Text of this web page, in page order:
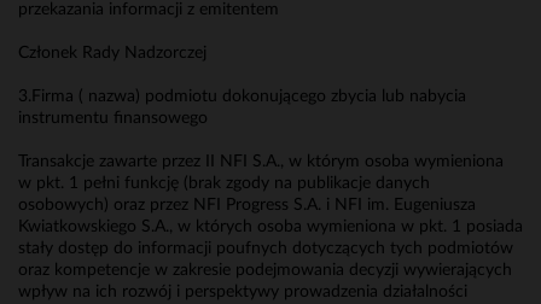
przekazania informacji z emitentem
Członek Rady Nadzorczej
3.Firma ( nazwa) podmiotu dokonującego zbycia lub nabycia
instrumentu finansowego
Transakcje zawarte przez II NFI S.A., w którym osoba wymieniona
w pkt. 1 pełni funkcję (brak zgody na publikacje danych
osobowych) oraz przez NFI Progress S.A. i NFI im. Eugeniusza
Kwiatkowskiego S.A., w których osoba wymieniona w pkt. 1 posiada
stały dostęp do informacji poufnych dotyczących tych podmiotów
oraz kompetencje w zakresie podejmowania decyzji wywierających
wpływ na ich rozwój i perspektywy prowadzenia działalności